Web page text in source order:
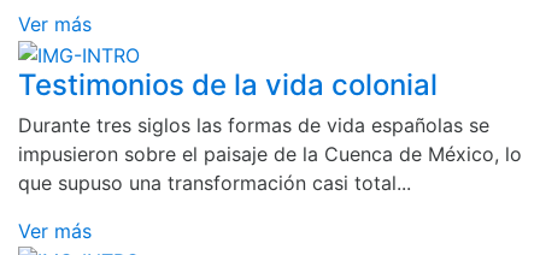
Ver más
Testimonios de la vida colonial
Durante tres siglos las formas de vida españolas se
impusieron sobre el paisaje de la Cuenca de México, lo
que supuso una transformación casi total...
Ver más